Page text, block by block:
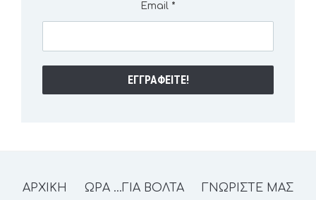
Email *
ΑΡΧΙΚΗ ΩΡΑ …ΓΙΑ ΒΟΛΤΑ
ΓΝΩΡΙΣΤΕ ΜΑΣ